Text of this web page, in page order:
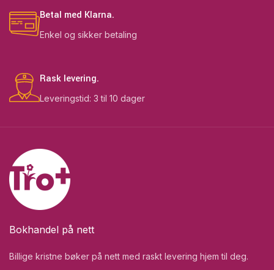
Betal med Klarna.
Enkel og sikker betaling
Rask levering.
Leveringstid: 3 til 10 dager
Bokhandel på nett
Billige kristne bøker på nett med raskt levering hjem til deg.